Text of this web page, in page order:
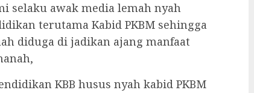
selaku awak media lemah nyah
terutama Kabid PKBM sehingga
diduga di jadikan ajang manfaat
KBB husus nyah kabid PKBM